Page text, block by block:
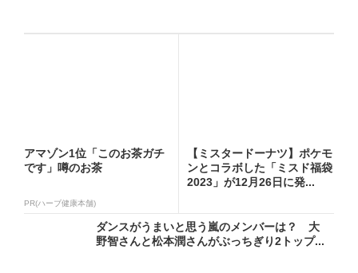
アマゾン1位「このお茶ガチ
です」噂のお茶
PR(ハーブ健康本舗)
【ミスタードーナツ】ポケモ
ンとコラボした「ミスド福袋
2023」が12月26日に発...
ダンスがうまいと思う嵐のメンバーは？ 大
野智さんと松本潤さんがぶっちぎり2トップ...